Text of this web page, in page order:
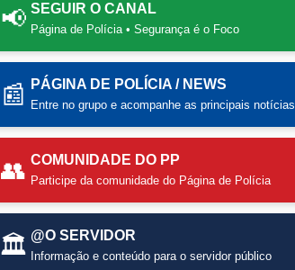
📢 SEGUIR O CANAL
Página de Polícia • Segurança é o Foco
📰 PÁGINA DE POLÍCIA / NEWS
Entre no grupo e acompanhe as principais notícias
👥 COMUNIDADE DO PP
Participe da comunidade do Página de Polícia
🏛️ @O SERVIDOR
Informação e conteúdo para o servidor público